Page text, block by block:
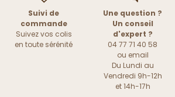
Suivi de
commande
Suivez vos colis
en toute sérénité
Une question ?
Un conseil
d'expert ?
04 77 71 40 58
ou email
Du Lundi au
Vendredi 9h-12h
et 14h-17h